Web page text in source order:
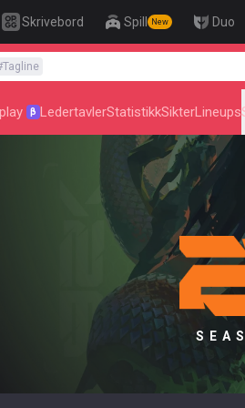
Skrivebord Spill New Duo
Tagline
β LedertavlerStatistikkSikterLineups